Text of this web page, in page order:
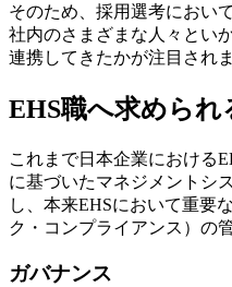
そのため、採用選考におい
社内のさまざまな人々とい
連携してきたかが注目されま
EHS職へ求められ
これまで日本企業における
に基づいたマネジメントシ
し、本来EHSにおいて重要
ク・コンプライアンス）の
ガバナンス